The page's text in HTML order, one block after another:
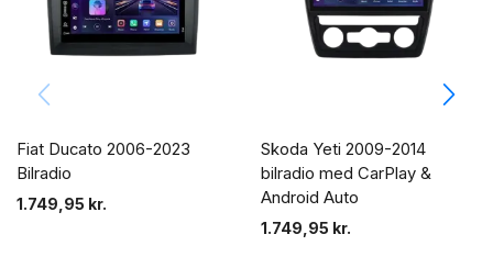
Fiat Ducato 2006-2023
Bilradio
1.749,95 kr.
Skoda Yeti 2009-2014
bilradio med CarPlay &
Android Auto
1.749,95 kr.